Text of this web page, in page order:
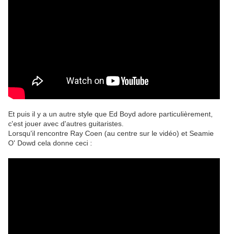
Et puis il y a un autre style que Ed Boyd adore particulièrement,
c'est jouer avec d'autres guitaristes.
Lorsqu'il rencontre Ray Coen (au centre sur le vidéo) et Seamie
O' Dowd cela donne ceci :